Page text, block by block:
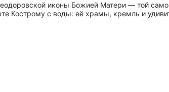
иконы Божией Матери — той
Кострому с воды: её храмы, кремль и